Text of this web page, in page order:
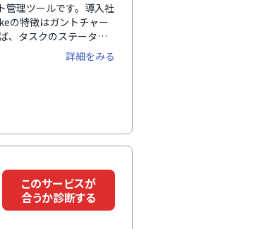
管理ツールです。導入社
の特徴はガントチャー
、タスクのステータス
ことも可能。また、ヘ
ルプ情報が用意されて
するに方おすすめの
詳細をみる
このサービスが
合うか診断する